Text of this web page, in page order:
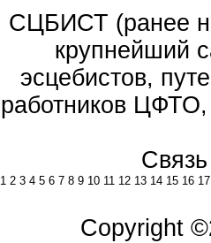
СЦБИСТ (ранее
крупнейший
эсцебистов,
работников ЦФТО,
1 2 3 4 5 6 7 8 9 10 11 12 13 14 15 16 17
Copyright